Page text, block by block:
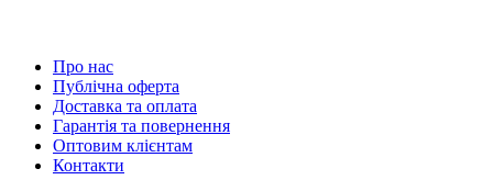
Про нас
Публічна оферта
Доставка та оплата
Гарантія та повернення
Оптовим клієнтам
Контакти